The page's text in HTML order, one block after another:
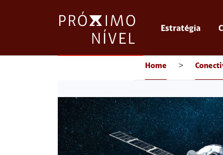
Estratégia
Home >